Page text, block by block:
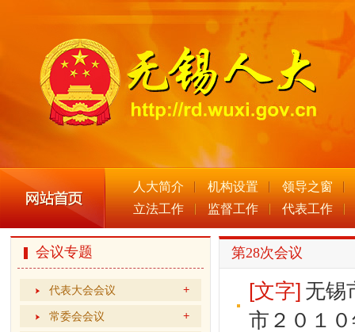
人大简介 机构设置
领导之窗
立法工作
监督工作 代表工作
会议专题
代表大会会议
常委会会议
第28次会议
[文字] 无锡
市２０１